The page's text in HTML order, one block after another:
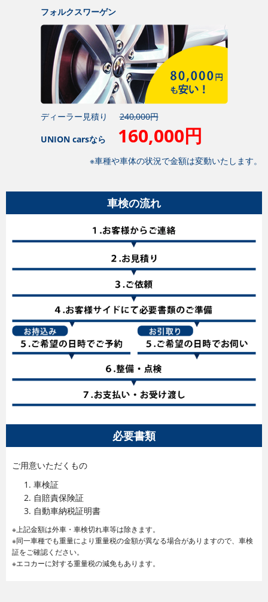
フォルクスワーゲン
ディーラー見積り
240,000円
UNION carsなら
160,000円
※車種や車体の状況で金額は変動いたします。
車検の流れ
必要書類
ご用意いただくもの
車検証
自賠責保険証
自動車納税証明書
※上記金額は外車・車検切れ車等は除きます。
※同一車種でも重量により重量税の金額が異なる場合がありますので、 車検
証をご確認ください。
※エコカーに対する重量税の減免もあります。